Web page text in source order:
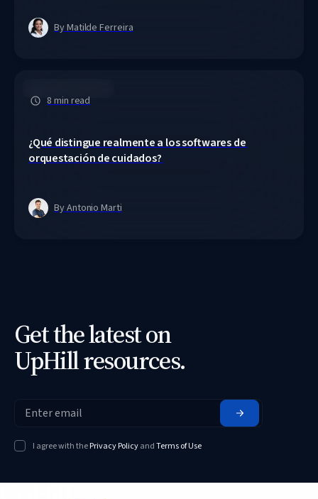
By Matilde Ferreira
8 min read
¿Qué distingue realmente a los softwares de
By Antonio Marti
Get the latest on
UpHill resources.
I agree with thePrivacy PolicyandTerms of Use